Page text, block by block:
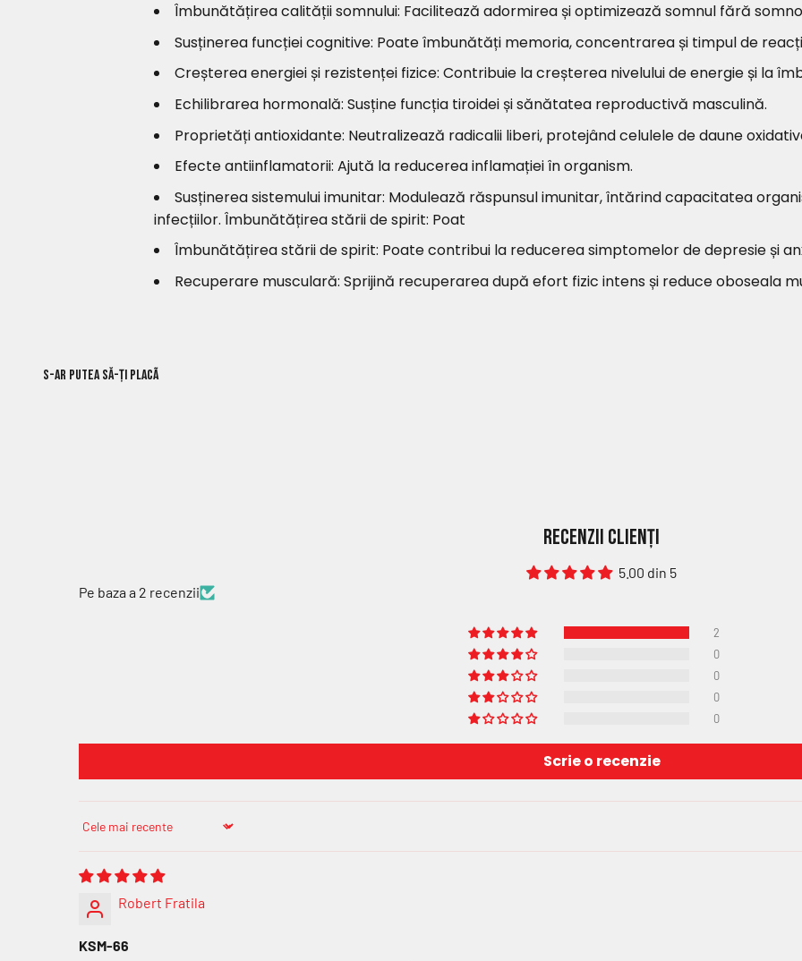
Îmbunătățirea calității somnului: Facilitează adormirea și optimizează somnul fără
Susținerea funcției cognitive: Poate îmbunătăți memoria, concentrarea și timpul de
Creșterea energiei și rezistenței fizice: Contribuie la creșterea nivelului de energie și la
Echilibrarea hormonală: Susține funcția tiroidei și sănătatea reproductivă masculină.
Proprietăți antioxidante: Neutralizează radicalii liberi, protejând celulele de daune
Efecte antiinflamatorii: Ajută la reducerea inflamației în organism.
Susținerea sistemului imunitar: Modulează răspunsul imunitar, întărind capacitatea
infecțiilor. Îmbunătățirea stării de spirit: Poat
Îmbunătățirea stării de spirit: Poate contribui la reducerea simptomelor de depresie și
Recuperare musculară: Sprijină recuperarea după efort fizic intens și reduce oboseala
Recenzii Clienți
5.00 din 5
Pe baza a 2 recenzii
2
0
0
0
0
Scrie o recenzie
Sort by
Robert Fratila
KSM-66